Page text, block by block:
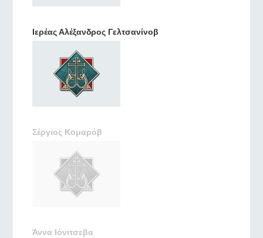
Ιερέας Αλέξανδρος Γελτσανίνοβ
Σέργιος Κομαρόβ
Άννα Ιόνιτσεβα